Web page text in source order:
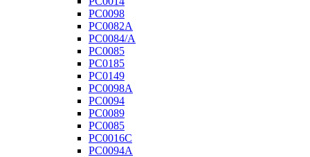
PC0098
PC0082A
PC0084/A
PC0085
PC0185
PC0149
PC0098A
PC0094
PC0089
PC0085
PC0016C
PC0094A